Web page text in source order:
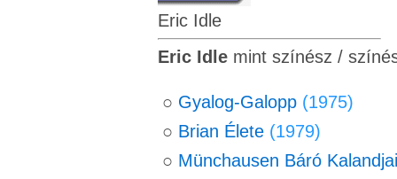
Eric Idle
Eric Idlemint színész /
○ Gyalog-Galopp (1975)
○ Brian Élete (1979)
○ Münchausen Báró Kalandjai